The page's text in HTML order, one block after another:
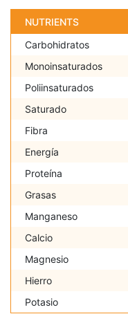
NUTRIENTS
Carbohidratos
Monoinsaturados
Poliinsaturados
Saturado
Fibra
Energía
Proteína
Grasas
Manganeso
Calcio
Magnesio
Hierro
Potasio